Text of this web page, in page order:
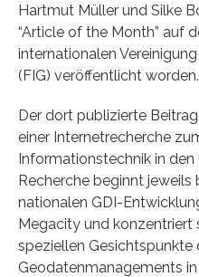
Hartmut Müller und Silke
“Article of the Month” auf
internationalen
(FIG) veröffentlicht worden.
Der dort publizierte
einer Internetrecherche
Informationstechnik in
Recherche beginnt
nationalen GDI-
Megacity und konzentriert
speziellen Gesichtspunkte
Geodatenmanagements